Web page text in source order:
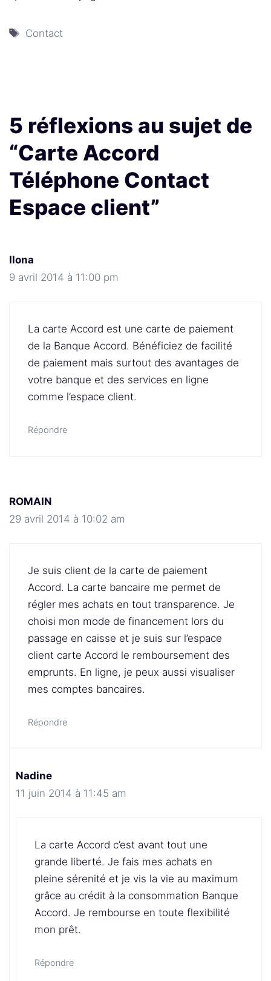
Étiquettes
Contact
5 réflexions au sujet de
“Carte Accord
Téléphone Contact
Espace client”
Ilona
9 avril 2014 à 11:00 pm
La carte Accord est une carte de paiement
de la Banque Accord. Bénéficiez de facilité
de paiement mais surtout des avantages de
votre banque et des services en ligne
comme l’espace client.
Répondre
ROMAIN
29 avril 2014 à 10:02 am
Je suis client de la carte de paiement
Accord. La carte bancaire me permet de
régler mes achats en tout transparence. Je
choisi mon mode de financement lors du
passage en caisse et je suis sur l’espace
client carte Accord le remboursement des
emprunts. En ligne, je peux aussi visualiser
mes comptes bancaires.
Répondre
Nadine
11 juin 2014 à 11:45 am
La carte Accord c’est avant tout une
grande liberté. Je fais mes achats en
pleine sérenité et je vis la vie au maximum
grâce au crédit à la consommation Banque
Accord. Je rembourse en toute flexibilité
mon prêt.
Répondre